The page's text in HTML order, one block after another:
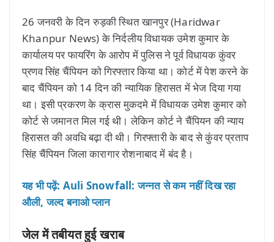
26 जनवरी के दिन रुड़की स्थित खानपुर (Haridwar
Khanpur News) के निर्दलीय विधायक उमेश कुमार के
कार्यालय पर फायरिंग के आरोप में पुलिस ने पूर्व विधायक कुंवर
प्रणव सिंह चैंपियन को गिरफ्तार किया था। कोर्ट में पेश करने के
बाद चैंपियन को 14 दिन की न्यायिक हिरासत में भेज दिया गया
था। इसी प्रकरण के क्रास मुकदमे में विधायक उमेश कुमार को
कोर्ट से जमानत मिल गई थी। लेकिन कोर्ट ने चैंपियन की न्याय
हिरासत की अवधि बढ़ा दी थी। गिरफ्तारी के बाद से कुंवर प्रताप
सिंह चैंपियन जिला कारागार रोशनाबाद में बंद है।
यह भी पढ़ें: Auli Snowfall: जन्नत से कम नहीं दिख रहा
औली, जल्द बनाओ प्लान
जेल में तबीयत हुई खराब